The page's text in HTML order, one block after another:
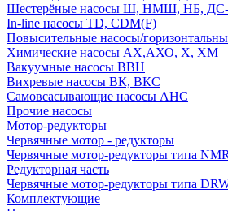
Шестерёные насосы Ш, НМШ, НБ, ДС-
In-line насосы TD, CDM(F)
Повысительные насосы/
Химические насосы АХ,АХО, Х, ХМ
Вакуумные насосы ВВН
Вихревые насосы ВК, ВКС
Самовсасывающие насосы АНС
Прочие насосы
Мотор-редукторы
Червячные мотор - редукторы
Червячные мотор-редукторы типа
Редукторная часть
Червячные мотор-редукторы типа
Комплектующие